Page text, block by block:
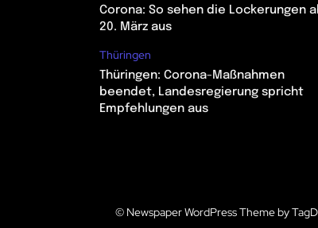
Corona: So sehen die Lockerungen
20. März aus
Thüringen
Thüringen: Corona-Maßnahmen
beendet, Landesregierung spricht
Empfehlungen aus
© Newspaper WordPress Theme by